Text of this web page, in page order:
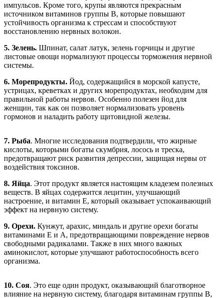
импульсов. Кроме того, крупы являются прекрасным
источником витаминов группы В, которые повышают
устойчивость организма к стрессам и способствуют
восстановлению нервных волокон.
5. Зелень. Шпинат, салат латук, зелень горчицы и другие
листовые овощи нормализуют процессы торможения нервной
системы.
6. Морепродукты. Йод, содержащийся в морской капусте,
устрицах, креветках и других морепродуктах, необходим для
правильной работы нервов. Особенно полезен йод для
женщин, так как он позволяет нормализовать уровень
гормонов и наладить работу щитовидной железы.
7. Рыба. Многие исследования подтвердили, что жирные
кислоты, которыми богаты скумбрия, лосось и треска,
предотвращают риск развития депрессии, защищая нервы от
воздействия токсинов.
8. Яйца. Этот продукт является настоящим кладезем полезных
веществ. В яйцах содержится лецитин, улучшающий
настроение, и витамин Е, который оказывает успокаивающий
эффект на нервную систему.
9. Орехи. Кунжут, арахис, миндаль и другие орехи богаты
витаминами Е и А, предотвращающими повреждение нервов
свободными радикалами. Также в них много важных
аминокислот, которые улучшают работоспособность всего
организма.
10. Соя. Это еще один продукт, оказывающий благотворное
влияние на нервную систему, благодаря витаминам группы В,